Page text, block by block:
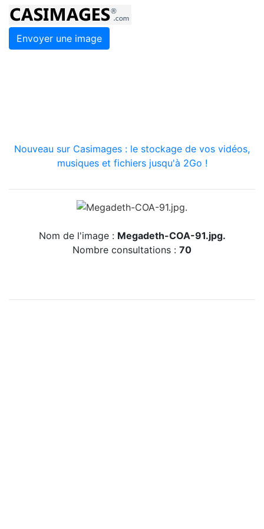
Envoyer une image
Nouveau sur Casimages : le stockage de vos vidéos,
musiques et fichiers jusqu'à 2Go !
Nom de l'image : Megadeth-COA-91.jpg.
Nombre consultations : 70